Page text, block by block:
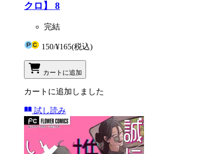
クロ】 8
完結
150/¥165(税込)
カートに追加
カートに追加しました
試し読み